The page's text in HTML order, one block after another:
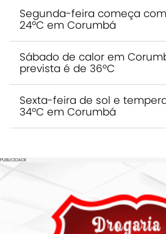
Segunda-feira começa
24ºC em Corumbá
Sábado de calor em
prevista é de 36ºC
Sexta-feira de sol e
34ºC em Corumbá
PUBLICIDADE